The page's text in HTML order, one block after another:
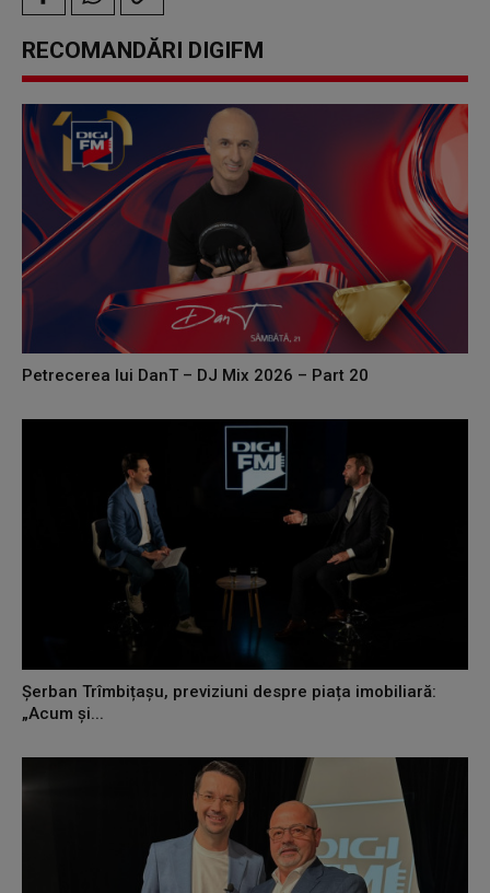
RECOMANDĂRI DIGIFM
Petrecerea lui DanT – DJ Mix 2026 – Part 20
Șerban Trîmbițașu, previziuni despre piața imobiliară:
„Acum și...